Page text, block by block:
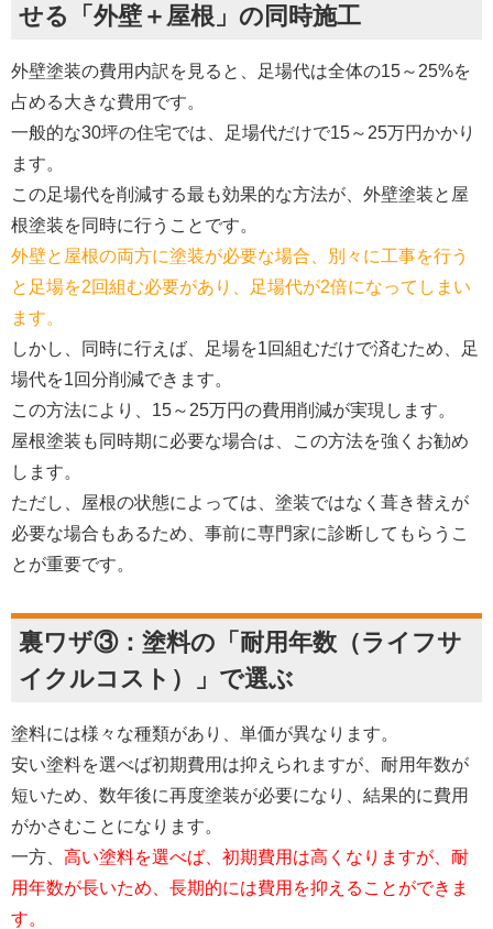
せる「外壁＋屋根」の同時施工
外壁塗装の費用内訳を見ると、足場代は全体の15～25%を
占める大きな費用です。
一般的な30坪の住宅では、足場代だけで15～25万円かかり
ます。
この足場代を削減する最も効果的な方法が、外壁塗装と屋
根塗装を同時に行うことです。
外壁と屋根の両方に塗装が必要な場合、別々に工事を行う
と足場を2回組む必要があり、足場代が2倍になってしまい
ます。
しかし、同時に行えば、足場を1回組むだけで済むため、足
場代を1回分削減できます。
この方法により、15～25万円の費用削減が実現します。
屋根塗装も同時期に必要な場合は、この方法を強くお勧め
します。
ただし、屋根の状態によっては、塗装ではなく葺き替えが
必要な場合もあるため、事前に専門家に診断してもらうこ
とが重要です。
裏ワザ③：塗料の「耐用年数（ライフサ
イクルコスト）」で選ぶ
塗料には様々な種類があり、単価が異なります。
安い塗料を選べば初期費用は抑えられますが、耐用年数が
短いため、数年後に再度塗装が必要になり、結果的に費用
がかさむことになります。
一方、 高い塗料を選べば、初期費用は高くなりますが、耐
用年数が長いため、長期的には費用を抑えることができま
す。